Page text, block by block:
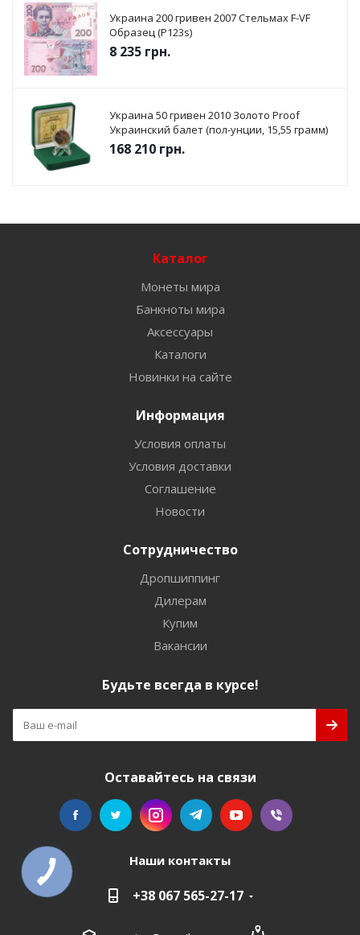
Украина 200 гривен 2007 Стельмах F-VF
Образец (P123s)
8 235 грн.
Украина 50 гривен 2010 Золото Proof
Украинский балет (пол-унции, 15,55 грамм)
168 210 грн.
Каталог
Монеты мира
Банкноты мира
Аксессуары
Каталоги
Новинки на сайте
Информация
Условия оплаты
Условия доставки
Соглашение
Новости
Сотрудничество
Дропшиппинг
Дилерам
Купим
Вакансии
Будьте всегда в курсе!
Оставайтесь на связи
Наши контакты
+38 067 565-27-17